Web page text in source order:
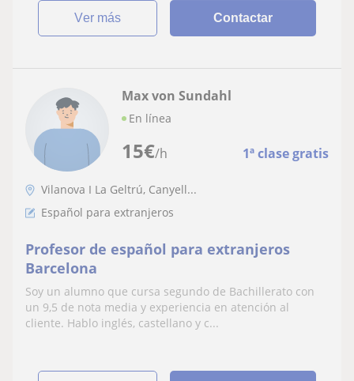
ver más Contactar
15€/h 1ª clase gratis
Max von Sundahl
En línea
Vilanova I La Geltrú, Canyell...
Español para extranjeros
Profesor de español para extranjeros
Barcelona
Soy un alumno que cursa segundo de Bachillerato con
un 9,5 de nota media y experiencia en atención al
cliente. Hablo inglés, castellano y c...